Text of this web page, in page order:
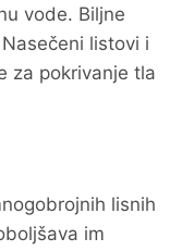
vode. Biljne
listovi i
za pokrivanje tla
lisnih
im